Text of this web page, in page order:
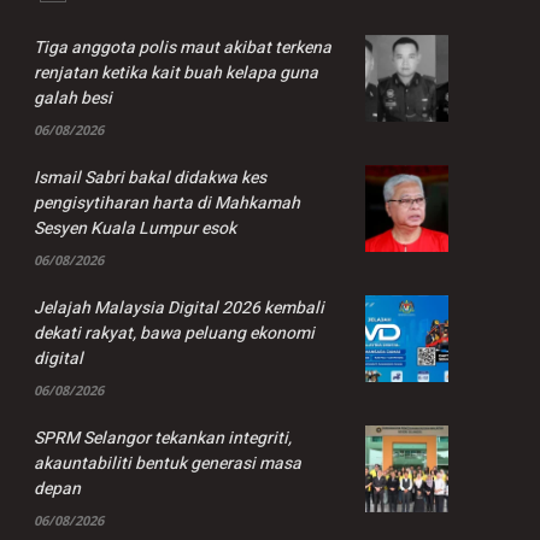
Tiga anggota polis maut akibat terkena
renjatan ketika kait buah kelapa guna
galah besi
06/08/2026
Ismail Sabri bakal didakwa kes
pengisytiharan harta di Mahkamah
Sesyen Kuala Lumpur esok
06/08/2026
Jelajah Malaysia Digital 2026 kembali
dekati rakyat, bawa peluang ekonomi
digital
06/08/2026
SPRM Selangor tekankan integriti,
akauntabiliti bentuk generasi masa
depan
06/08/2026